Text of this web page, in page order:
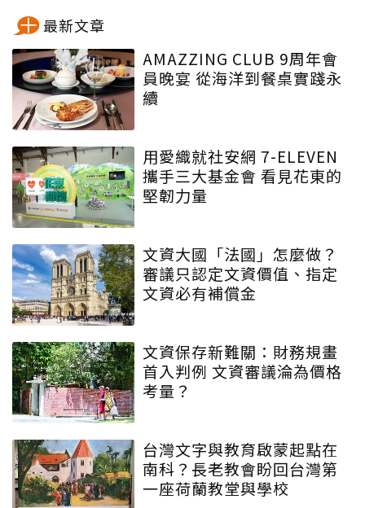
最新文章
AMAZZING CLUB 9周年會
員晚宴 從海洋到餐桌實踐永
續
用愛織就社安網 7-ELEVEN
攜手三大基金會 看見花東的
堅韌力量
文資大國「法國」怎麼做？
審議只認定文資價值、指定
文資必有補償金
文資保存新難關：財務規畫
首入判例 文資審議淪為價格
考量？
台灣文字與教育啟蒙起點在
南科？長老教會盼回台灣第
一座荷蘭教堂與學校